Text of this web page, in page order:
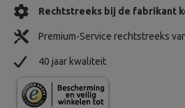
Rechtstreeks bij de fabrikant
Premium-Service rechtstreeks
40 jaar kwaliteit